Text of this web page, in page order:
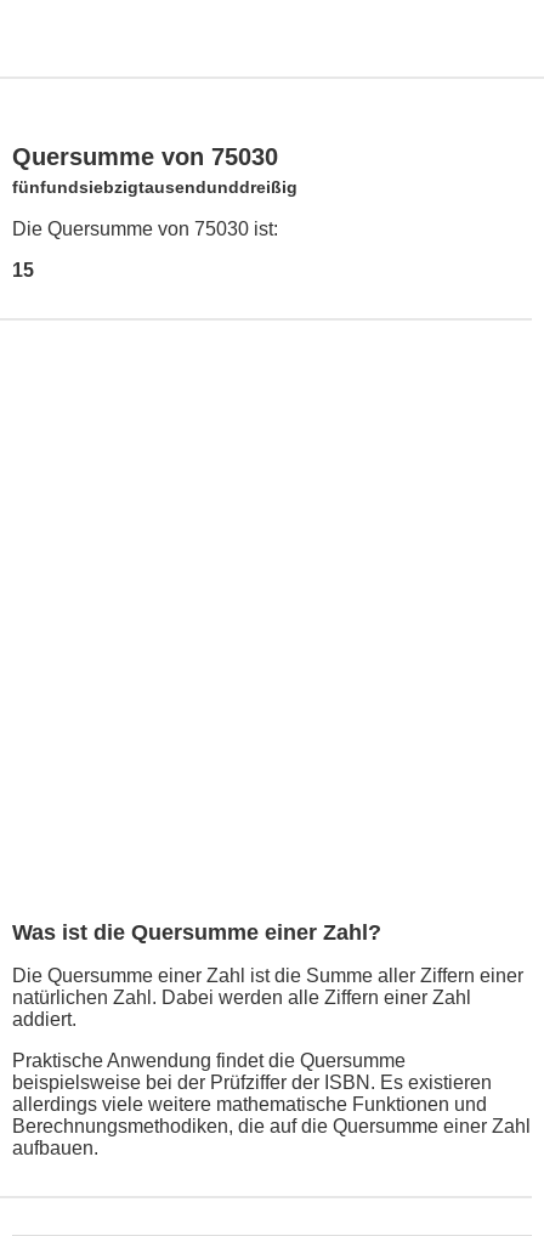
Quersumme von 75030
fünfundsiebzigtausendunddreißig
Die Quersumme von 75030 ist:
15
Was ist die Quersumme einer Zahl?
Die Quersumme einer Zahl ist die Summe aller Ziffern einer
natürlichen Zahl. Dabei werden alle Ziffern einer Zahl
addiert.
Praktische Anwendung findet die Quersumme
beispielsweise bei der Prüfziffer der ISBN. Es existieren
allerdings viele weitere mathematische Funktionen und
Berechnungsmethodiken, die auf die Quersumme einer Zahl
aufbauen.